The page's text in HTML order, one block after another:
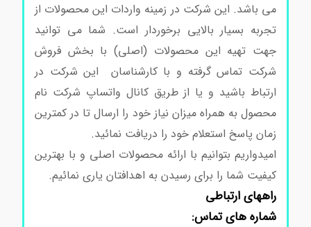
می باشد. این شرکت در زمینه واردات این محصولات از
تجربه بسیار بالایی برخوردار است. شما می توانید
جهت تهیه این محصولات (اصلی) با بخش فروش
شرکت تماس گرفته و با کارشناسان این شرکت در
ارتباط باشید و یا از طریق کانال واتساپ شرکت نام
محصول به همراه میزان نیاز خود را ارسال تا در کمترین
زمان پاسخ استعلام خود را دریافت نمائید.
امیدواریم بتوانیم با ارائه محصولات اصلی و با بهترین
کیفیت شما را برای رسیدن به اهدافتان یاری نمائیم.
راههای ارتباطی
شماره های تماس: